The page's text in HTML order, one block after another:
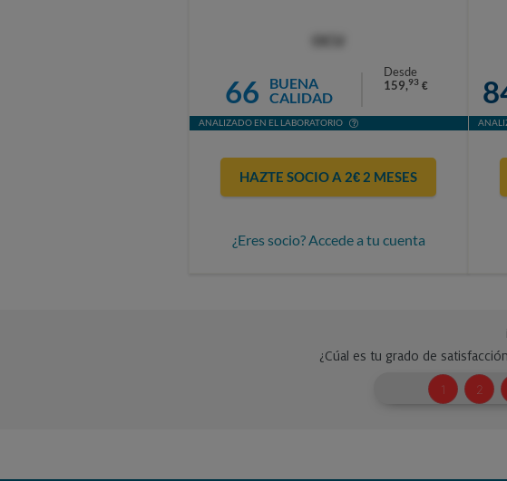
66
BUENA
CALIDAD
Desde
159,93 €
ANALIZADO EN EL LABORATORIO
HAZTE SOCIO A 2€ 2 MESES
¿Eres socio? Accede a tu cuenta